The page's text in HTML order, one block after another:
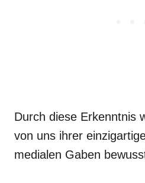
Durch diese Erkenntnis
von uns ihrer
medialen Gaben